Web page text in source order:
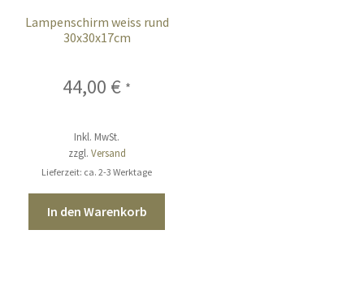
Lampenschirm weiss rund
30x30x17cm
44,00 € *
Inkl. MwSt.
zzgl. Versand
Lieferzeit: ca. 2-3 Werktage
In den Warenkorb